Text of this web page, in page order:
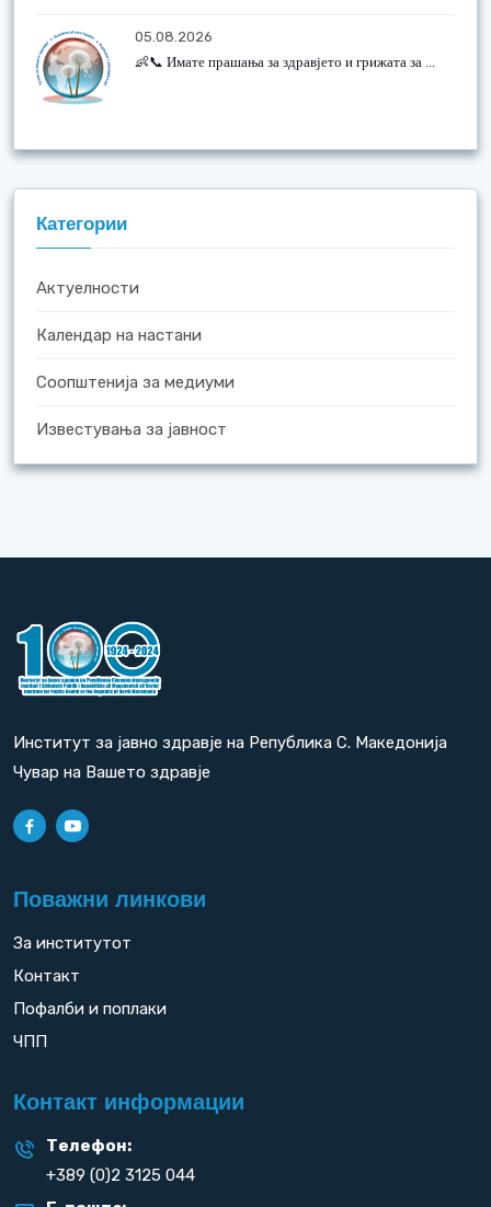
05.08.2026
👶📞 Имате прашања за здравјето и грижата за ...
Категории
Актуелности
Календар на настани
Соопштенија за медиуми
Известувања за јавност
Институт за јавно здравје на Република С. Македонија
Чувар на Вашето здравје
Поважни линкови
За институтот
Контакт
Пофалби и поплаки
ЧПП
Контакт информации
Телефон:
+389 (0)2 3125 044